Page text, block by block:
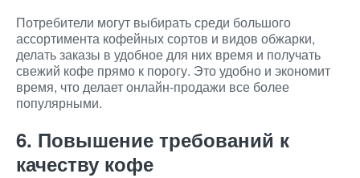
Потребители могут выбирать среди большого
ассортимента кофейных сортов и видов обжарки,
делать заказы в удобное для них время и получать
свежий кофе прямо к порогу. Это удобно и экономит
время, что делает онлайн-продажи все более
популярными.
6. Повышение требований к
качеству кофе